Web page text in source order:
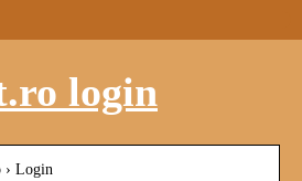
login
› Login